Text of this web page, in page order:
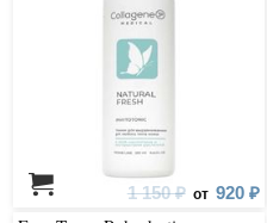
1 150 ₽ от 920 ₽